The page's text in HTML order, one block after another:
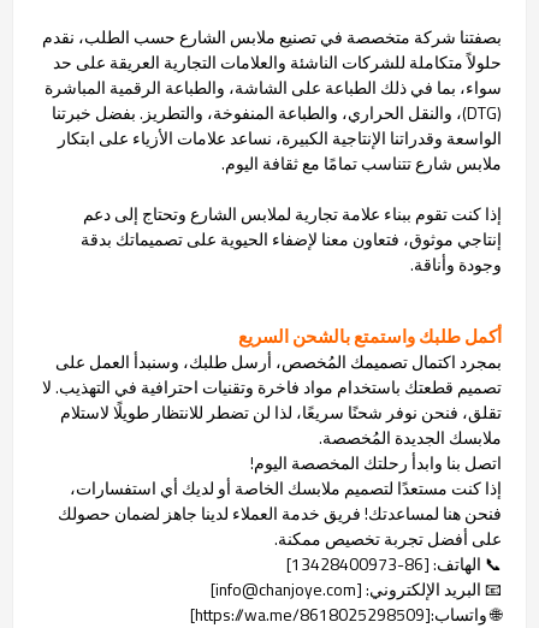
بصفتنا شركة متخصصة في تصنيع ملابس الشارع حسب الطلب، نقدم
حلولاً متكاملة للشركات الناشئة والعلامات التجارية العريقة على حد
سواء، بما في ذلك الطباعة على الشاشة، والطباعة الرقمية المباشرة
(DTG)، والنقل الحراري، والطباعة المنفوخة، والتطريز. بفضل خبرتنا
الواسعة وقدراتنا الإنتاجية الكبيرة، نساعد علامات الأزياء على ابتكار
ملابس شارع تتناسب تمامًا مع ثقافة اليوم.
إذا كنت تقوم ببناء علامة تجارية لملابس الشارع وتحتاج إلى دعم
إنتاجي موثوق، فتعاون معنا لإضفاء الحيوية على تصميماتك بدقة
وجودة وأناقة.
أكمل طلبك واستمتع بالشحن السريع
بمجرد اكتمال تصميمك المُخصص، أرسل طلبك، وسنبدأ العمل على
تصميم قطعتك باستخدام مواد فاخرة وتقنيات احترافية في التهذيب. لا
تقلق، فنحن نوفر شحنًا سريعًا، لذا لن تضطر للانتظار طويلًا لاستلام
ملابسك الجديدة المُخصصة.
اتصل بنا وابدأ رحلتك المخصصة اليوم!
إذا كنت مستعدًا لتصميم ملابسك الخاصة أو لديك أي استفسارات،
فنحن هنا لمساعدتك! فريق خدمة العملاء لدينا جاهز لضمان حصولك
على أفضل تجربة تخصيص ممكنة.
📞 الهاتف: [86-13428400973]
📧 البريد الإلكتروني: [info@chanjoye.com]
🌐 واتساب:[https://wa.me/8618025298509]